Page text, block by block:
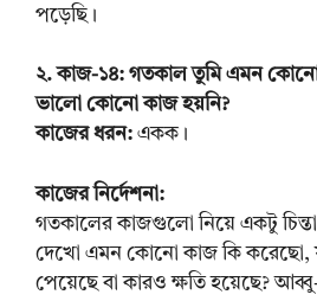
পড়েছি।
২. কাজ-১৪: গতকাল তুমি এমন
ভালো কোনো কাজ হয়নি?
কাজের ধরন: একক।
কাজের নির্দেশনা:
গতকালের কাজগুলো নিয়ে একটু
দেখো এমন কোনো কাজ কি করেছো,
পেয়েছে বা কারও ক্ষতি হয়েছে?